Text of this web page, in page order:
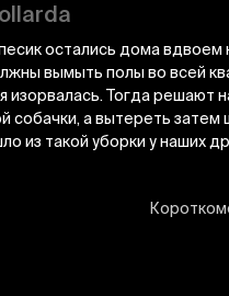
остались дома вдвоем
вымыть полы во всей
изорвалась. Тогда решают
собачки, а вытереть затем
из такой уборки у наших